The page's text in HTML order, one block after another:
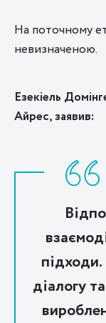
На поточному
невизначеною.
Езекіель
Айрес, заявив:
діалогу